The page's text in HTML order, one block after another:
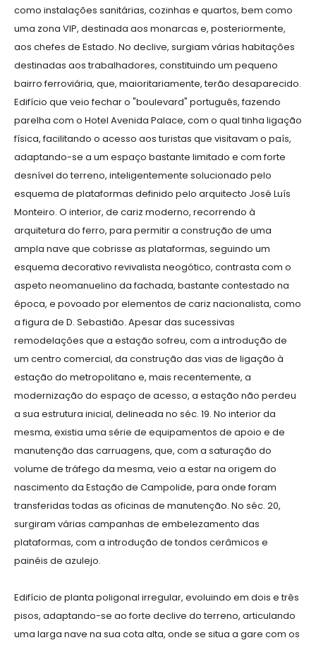
como instalações sanitárias, cozinhas e quartos, bem como
uma zona VIP, destinada aos monarcas e, posteriormente,
aos chefes de Estado. No declive, surgiam várias habitações
destinadas aos trabalhadores, constituindo um pequeno
bairro ferroviária, que, maioritariamente, terão desaparecido.
Edifício que veio fechar o "boulevard" português, fazendo
parelha com o Hotel Avenida Palace, com o qual tinha ligação
física, facilitando o acesso aos turistas que visitavam o país,
adaptando-se a um espaço bastante limitado e com forte
desnível do terreno, inteligentemente solucionado pelo
esquema de plataformas definido pelo arquitecto José Luís
Monteiro. O interior, de cariz moderno, recorrendo à
arquitetura do ferro, para permitir a construção de uma
ampla nave que cobrisse as plataformas, seguindo um
esquema decorativo revivalista neogótico, contrasta com o
aspeto neomanuelino da fachada, bastante contestado na
época, e povoado por elementos de cariz nacionalista, como
a figura de D. Sebastião. Apesar das sucessivas
remodelações que a estação sofreu, com a introdução de
um centro comercial, da construção das vias de ligação à
estação do metropolitano e, mais recentemente, a
modernização do espaço de acesso, a estação não perdeu
a sua estrutura inicial, delineada no séc. 19. No interior da
mesma, existia uma série de equipamentos de apoio e de
manutenção das carruagens, que, com a saturação do
volume de tráfego da mesma, veio a estar na origem do
nascimento da Estação de Campolide, para onde foram
transferidas todas as oficinas de manutenção. No séc. 20,
surgiram várias campanhas de embelezamento das
plataformas, com a introdução de tondos cerâmicos e
painéis de azulejo.
Edifício de planta poligonal irregular, evoluindo em dois e três
pisos, adaptando-se ao forte declive do terreno, articulando
uma larga nave na sua cota alta, onde se situa a gare com os